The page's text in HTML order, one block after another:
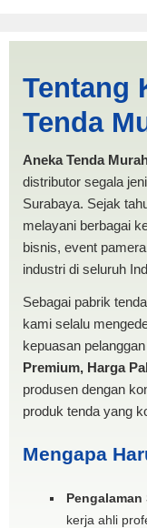
Tidore
MURAH
Tentang
Tenda
Aneka Tenda
distributor segala
Surabaya. Sejak
melayani berbagai
bisnis, event
industri di seluruh
Sebagai pabrik
kami selalu
kepuasan
Premium, Harga
produsen dengan
produk tenda yang
Mengapa
Pengalaman
kerja ahli